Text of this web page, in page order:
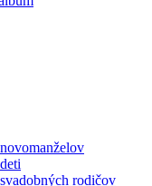
rodičov